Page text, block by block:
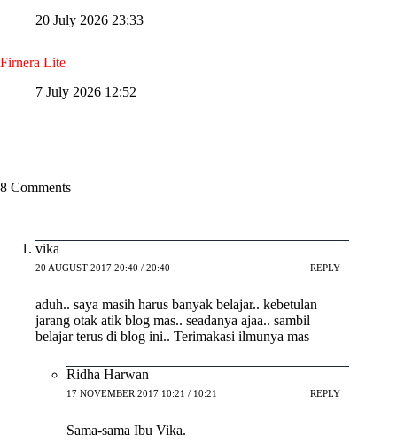
20 July 2026 23:33
Firnera Lite
7 July 2026 12:52
8 Comments
vika
20 AUGUST 2017 20:40 / 20:40 REPLY
aduh.. saya masih harus banyak belajar.. kebetulan
jarang otak atik blog mas.. seadanya ajaa.. sambil
belajar terus di blog ini.. Terimakasi ilmunya mas
Ridha Harwan
17 NOVEMBER 2017 10:21 / 10:21 REPLY
Sama-sama Ibu Vika.